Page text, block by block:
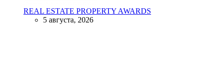
REAL ESTATE PROPERTY AWARDS
5 августа, 2026